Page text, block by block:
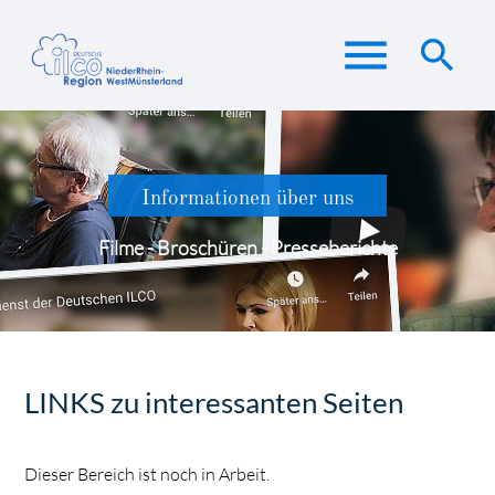
menu search
Suchbegriffe
Informationen über uns
Filme - Broschüren - Presseberichte
LINKS zu interessanten Seiten
Dieser Bereich ist noch in Arbeit.